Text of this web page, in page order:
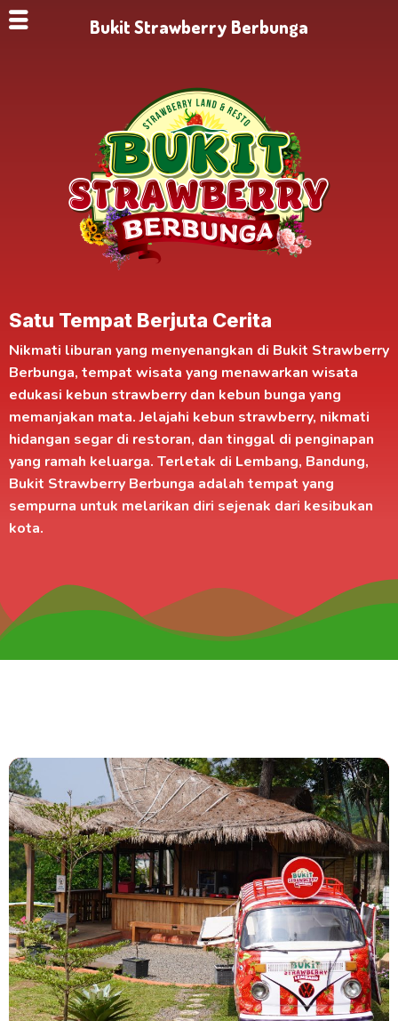
Nikmati liburan yang menyenangkan di Bukit Strawberry
Berbunga, tempat wisata yang menawarkan wisata
edukasi kebun strawberry dan kebun bunga yang
memanjakan mata. Jelajahi kebun strawberry, nikmati
hidangan segar di restoran, dan tinggal di penginapan
yang ramah keluarga. Terletak di Lembang, Bandung,
Bukit Strawberry Berbunga adalah tempat yang
sempurna untuk melarikan diri sejenak dari kesibukan
kota.
Satu Tempat Berjuta Cerita
Bukit Strawberry Berbunga